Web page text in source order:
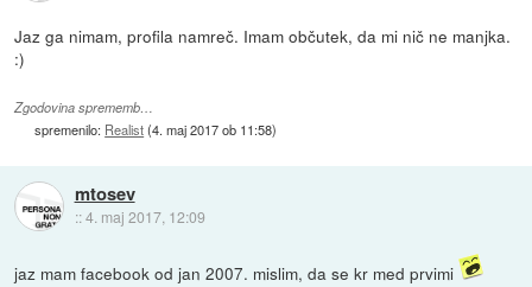
Jaz ga nimam, profila namreč. Imam občutek, da mi nič ne manjka.
:)
Zgodovina sprememb…
spremenilo: Realist(4. maj 2017 ob 11:58)
mtosev
::4. maj 2017, 12:09
jaz mam facebook od jan 2007. mislim, da se kr med prvimi